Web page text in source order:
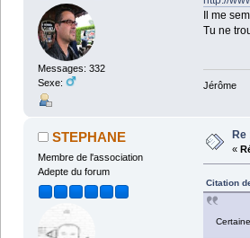
Messages: 332
Sexe:
Il me
Tu ne
Jérôme
STEPHANE
Membre de l'association
Adepte du forum
«
Citation